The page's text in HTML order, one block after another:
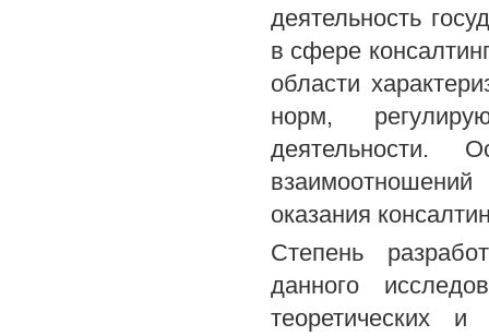
деятельность
в сфере
области
норм,
деятельности.
оказания
Степень
данного
теоретических и